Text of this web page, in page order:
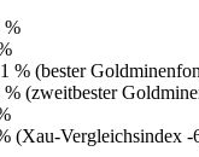
%
% (bester
(zweitbester
(Xau-Vergleichsindex -